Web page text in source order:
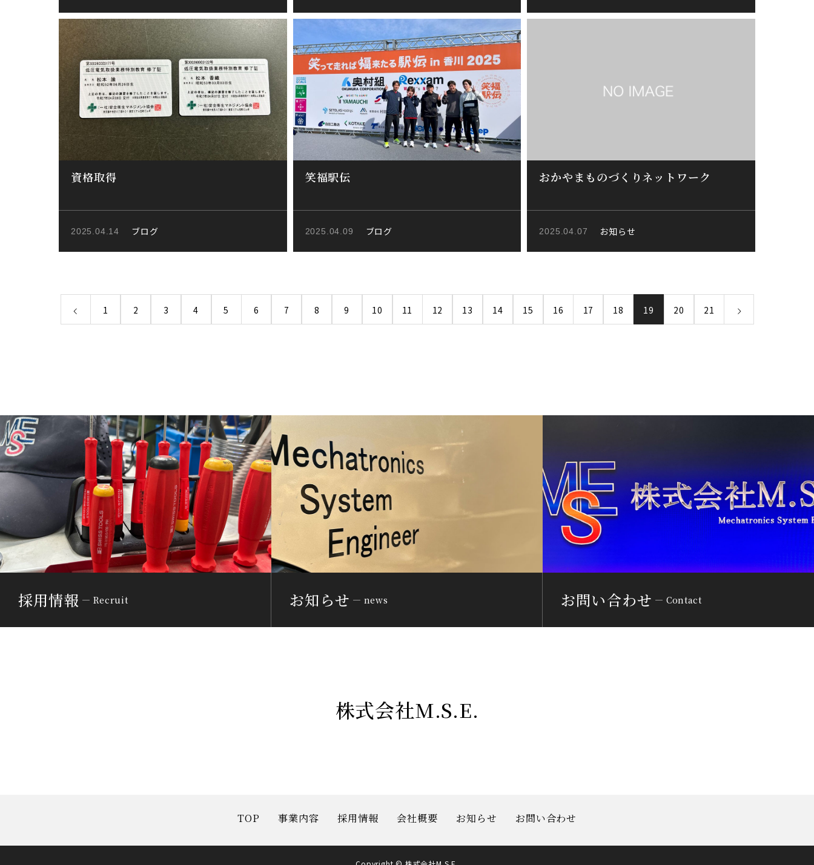
資格取得
2025.04.14 ブログ
笑福駅伝
2025.04.09 ブログ
おかやまものづくりネットワーク
2025.04.07 お知らせ
1 2 3 4 5 6 7 8 9 10 11 12 13 14 15 16 17 18 19 20 21
採用情報 Recruit お知らせ news お問い合わせ Contact
株式会社M.S.E.
TOP 事業内容 採用情報 会社概要 お知らせ お問い合わせ